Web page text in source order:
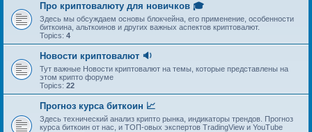
Про криптовалюту для новичков 🎓
Здесь мы обсуждаем основы блокчейна, его применение, особенности
биткоина, альткоинов и других важных аспектов криптовалют.
Topics: 4
Новости криптовалют 🔉
Тут важные Новости криптовалют на темы, которые представлены на
этом крипто форуме
Topics: 22
Прогноз курса биткоин 📈
Здесь технический анализ крипто рынка, индикаторы трендов. Прогноз
курса биткоин от нас, и ТОП-овых экспертов TradingView и YouTube